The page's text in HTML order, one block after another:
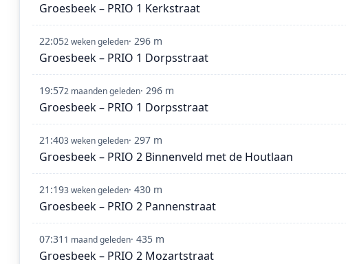
Groesbeek – PRIO 1 Kerkstraat
22:052 weken geleden· 296 m
Groesbeek – PRIO 1 Dorpsstraat
19:572 maanden geleden· 296 m
Groesbeek – PRIO 1 Dorpsstraat
21:403 weken geleden· 297 m
Groesbeek – PRIO 2 Binnenveld met de Houtlaan
21:193 weken geleden· 430 m
Groesbeek – PRIO 2 Pannenstraat
07:31 1 maand geleden· 435 m
Groesbeek – PRIO 2 Mozartstraat